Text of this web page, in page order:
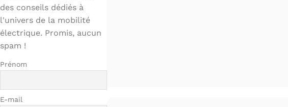
des conseils dédiés à
l'univers de la mobilité
électrique. Promis, aucun
spam !
Prénom
E-mail